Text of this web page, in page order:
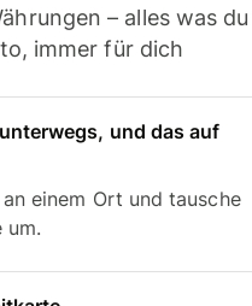
– alles was du
immer für dich
und das auf
einem Ort und tausche
um.